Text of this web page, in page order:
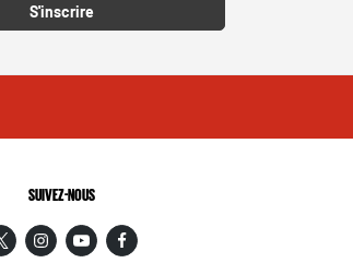
S'inscrire
SUIVEZ-NOUS